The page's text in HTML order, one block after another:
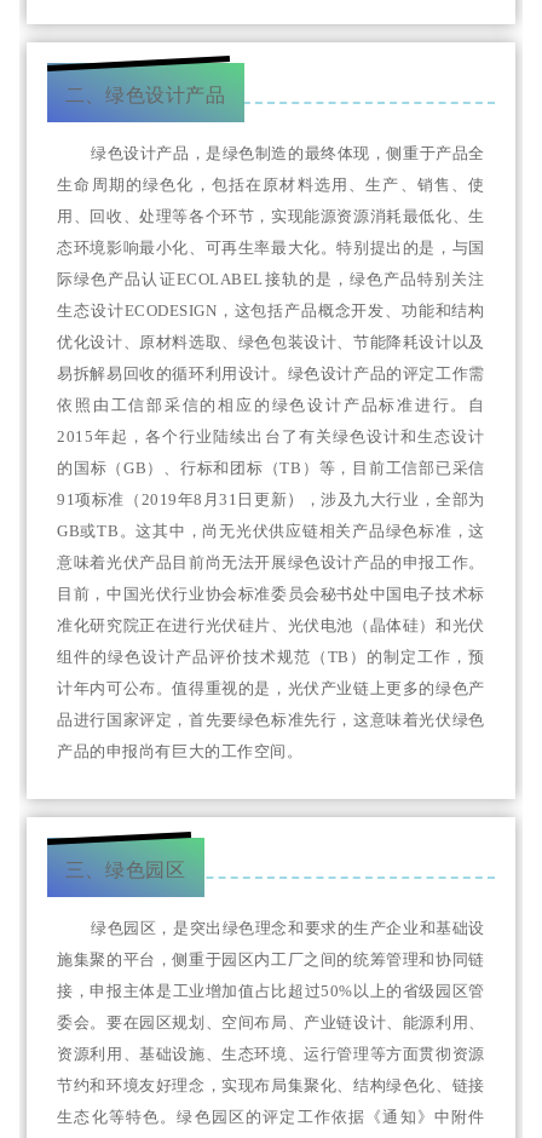
二、绿色设计产品
绿色设计产品，是绿色制造的最终体现，侧重于产品全
生命周期的绿色化，包括在原材料选用、生产、销售、使
用、回收、处理等各个环节，实现能源资源消耗最低化、生
态环境影响最小化、可再生率最大化。特别提出的是，与国
际绿色产品认证ECOLABEL接轨的是，绿色产品特别关注
生态设计ECODESIGN，这包括产品概念开发、功能和结构
优化设计、原材料选取、绿色包装设计、节能降耗设计以及
易拆解易回收的循环利用设计。绿色设计产品的评定工作需
依照由工信部采信的相应的绿色设计产品标准进行。自
2015年起，各个行业陆续出台了有关绿色设计和生态设计
的国标（GB）、行标和团标（TB）等，目前工信部已采信
91项标准（2019年8月31日更新 ） ，涉及九大行业，全部为
GB或TB。这其中，尚无光伏供应链相关产品绿色标准，这
意味着光伏产品目前尚无法开展绿色设计产品的申报工作。
目前，中国光伏行业协会标准委员会秘书处中国电子技术标
准化研究院正在进行光伏硅片、光伏电池（晶体硅）和光伏
组件的绿色设计产品评价技术规范（TB）的制定工作，预
计年内可公布。值得重视的是，光伏产业链上更多的绿色产
品进行国家评定，首先要绿色标准先行，这意味着光伏绿色
产品的申报尚有巨大的工作空间。
三、绿色园区
绿色园区，是突出绿色理念和要求的生产企业和基础设
施集聚的平台，侧重于园区内工厂之间的统筹管理和协同链
接，申报主体是工业增加值占比超过50%以上的省级园区管
委会。要在园区规划、空间布局、产业链设计、能源利用、
资源利用、基础设施、生态环境、运行管理等方面贯彻资源
节约和环境友好理念，实现布局集聚化、结构绿色化、链接
生态化等特色。绿色园区的评定工作依据《通知》中附件